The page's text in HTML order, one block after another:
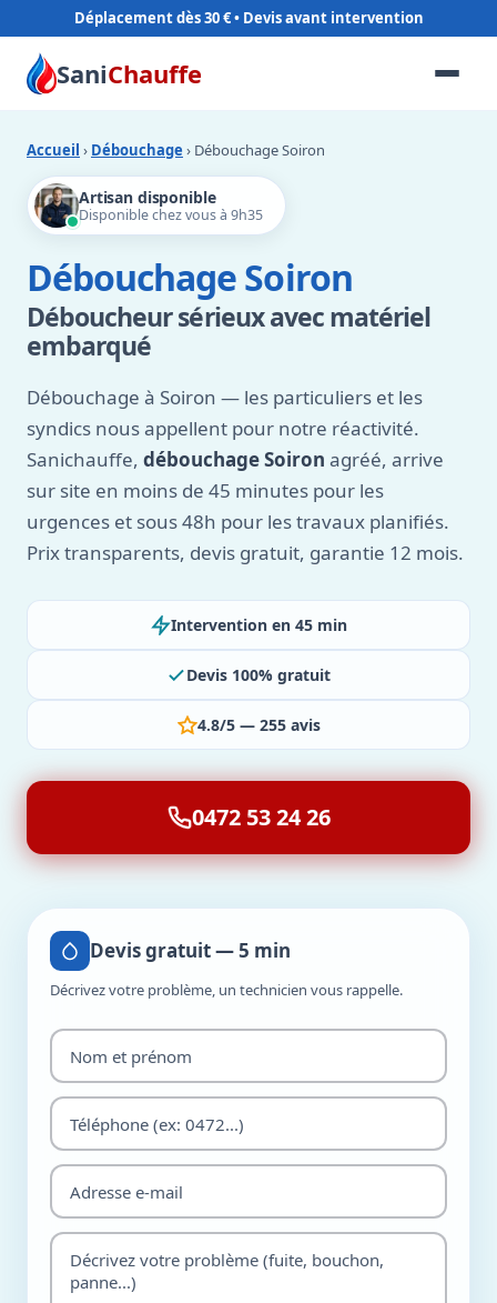
Déplacement dès 30 €
SaniChauffe
Accueil › Débouchage › Débouchage Soiron
Artisan disponible
Disponible chez vous à 9h35
Débouchage Soiron
Déboucheur sérieux avec matériel
embarqué
Débouchage à Soiron — les particuliers et les
syndics nous appellent pour notre réactivité.
Sanichauffe, débouchage Soiron agréé, arrive
sur site en moins de 45 minutes pour les
urgences et sous 48h pour les travaux planifiés.
Prix transparents, devis gratuit, garantie 12 mois.
Intervention en 45 min
Devis 100% gratuit
4.8/5 — 255 avis
0472 53 24 26
Devis gratuit — 5 min
Décrivez votre problème, un technicien vous rappelle.